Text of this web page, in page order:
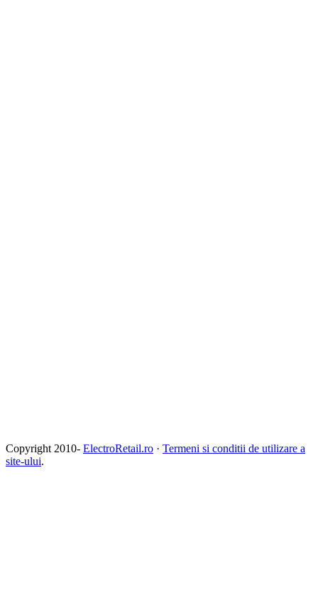
Copyright 2010- ElectroRetail.ro · Termeni si conditii de utilizare a
site-ului.